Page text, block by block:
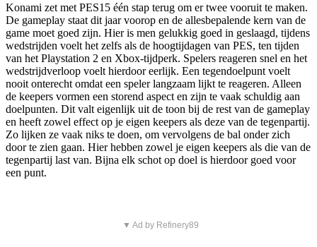
Konami zet met PES15 één stap terug om er twee vooruit te maken.
De gameplay staat dit jaar voorop en de allesbepalende kern van de
game moet goed zijn. Hier is men gelukkig goed in geslaagd, tijdens
wedstrijden voelt het zelfs als de hoogtijdagen van PES, ten tijden
van het Playstation 2 en Xbox-tijdperk. Spelers reageren snel en het
wedstrijdverloop voelt hierdoor eerlijk. Een tegendoelpunt voelt
nooit onterecht omdat een speler langzaam lijkt te reageren. Alleen
de keepers vormen een storend aspect en zijn te vaak schuldig aan
doelpunten. Dit valt eigenlijk uit de toon bij de rest van de gameplay
en heeft zowel effect op je eigen keepers als deze van de tegenpartij.
Zo lijken ze vaak niks te doen, om vervolgens de bal onder zich
door te zien gaan. Hier hebben zowel je eigen keepers als die van de
tegenpartij last van. Bijna elk schot op doel is hierdoor goed voor
een punt.
▼ Ad by Refinery89